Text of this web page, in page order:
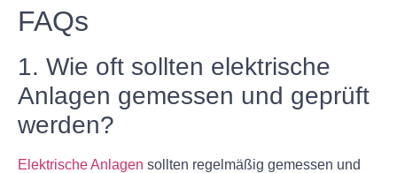
FAQs
1. Wie oft sollten elektrische
Anlagen gemessen und geprüft
werden?
Elektrische Anlagen sollten regelmäßig gemessen und